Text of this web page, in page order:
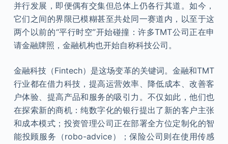
并行发展，即便偶有交集但总体上仍各行其道。如今，
它们之间的界限已模糊甚至共处同一赛道内，以至于这
两个以前的“平行时空”开始碰撞：许多TMT公司正在申
请金融牌照，金融机构也开始自称科技公司。
金融科技（Fintech）是这场变革的关键词。金融和TMT
行业都在借力科技，提高运营效率、降低成本、改善客
户体验、提高产品和服务的吸引力。不仅如此，他们也
在探索新的商机：纯数字化的银行提出了新的客户主张
和成本模式；投资管理公司正在部署全方位定制化的智
能投顾服务（robo-advice）；保险公司则在使用传感